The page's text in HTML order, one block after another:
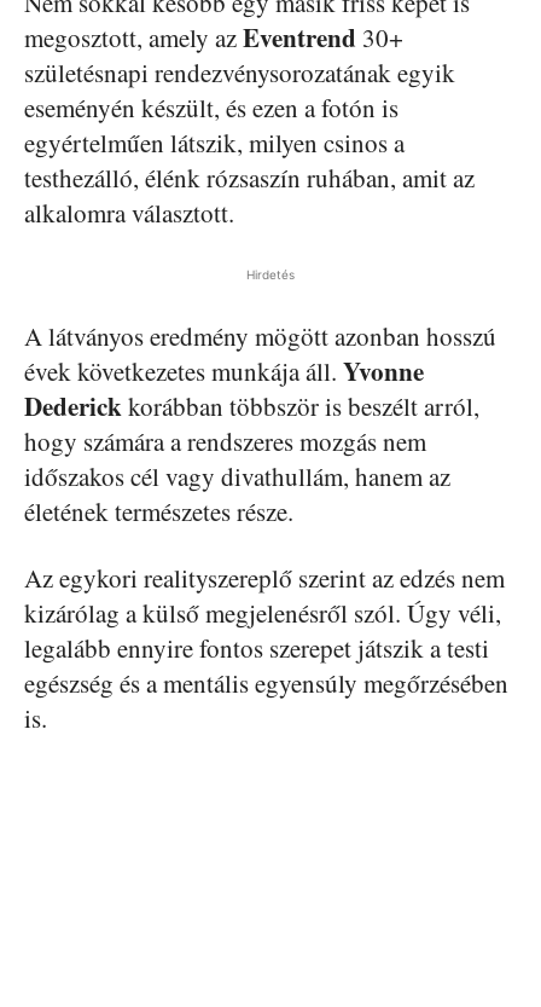
megosztott, amely azEventrend 30+
születésnapi rendezvénysorozatának egyik
eseményén készült, és ezen a fotón is
egyértelműen látszik, milyen csinos a
testhezálló, élénk rózsaszín ruhában, amit az
alkalomra választott.
Hirdetés
A látványos eredmény mögött azonban hosszú
évek következetes munkája áll. Yvonne
Dederickkorábban többször is beszélt arról,
hogy számára a rendszeres mozgás nem
időszakos cél vagy divathullám, hanem az
életének természetes része.
Az egykori realityszereplő szerint az edzés nem
kizárólag a külső megjelenésről szól. Úgy véli,
legalább ennyire fontos szerepet játszik a testi
egészség és a mentális egyensúly megőrzésében
is.